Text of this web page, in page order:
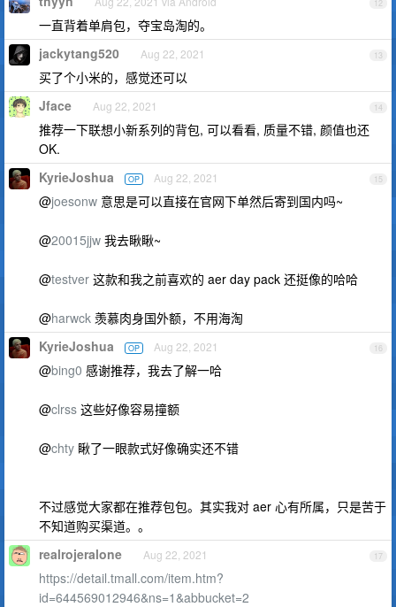
12
一直背着单肩包，夺宝岛淘的。
13
jackytang520 Aug 22, 2021
买了个小米的，感觉还可以
14
Jface Aug 22, 2021
推荐一下联想小新系列的背包, 可以看看, 质量不错, 颜值也还
OK.
15
KyrieJoshua OP Aug 22, 2021
@joesonw 意思是可以直接在官网下单然后寄到国内吗~
@20015jjw 我去瞅瞅~
@testver 这款和我之前喜欢的 aer day pack 还挺像的哈哈
@harwck 羡慕肉身国外额，不用海淘
16
KyrieJoshua OP Aug 22, 2021
@bing0 感谢推荐，我去了解一哈
@clrss 这些好像容易撞额
@chty 瞅了一眼款式好像确实还不错
不过感觉大家都在推荐包包。其实我对 aer 心有所属，只是苦于
不知道购买渠道。。
17
realrojeralone Aug 22, 2021
https://detail.tmall.com/item.htm?
id=644569012946&ns=1&abbucket=2